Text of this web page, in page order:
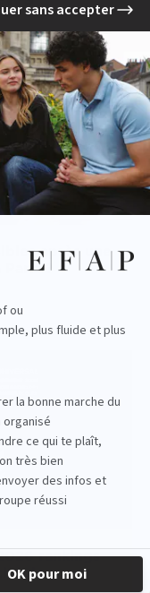
après une
?
rankings